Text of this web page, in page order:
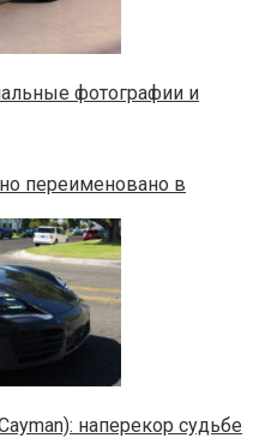
фотографии и
переименовано в
наперекор судьбе